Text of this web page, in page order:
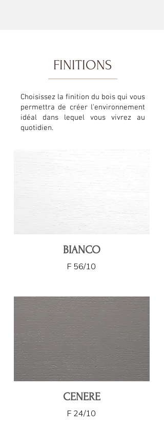
FINITIONS
Choisissez la finition du bois qui vous
permettra de créer l'environnement
idéal dans lequel vous vivrez au
quotidien.
BIANCO
F 56/10
CENERE
F 24/10